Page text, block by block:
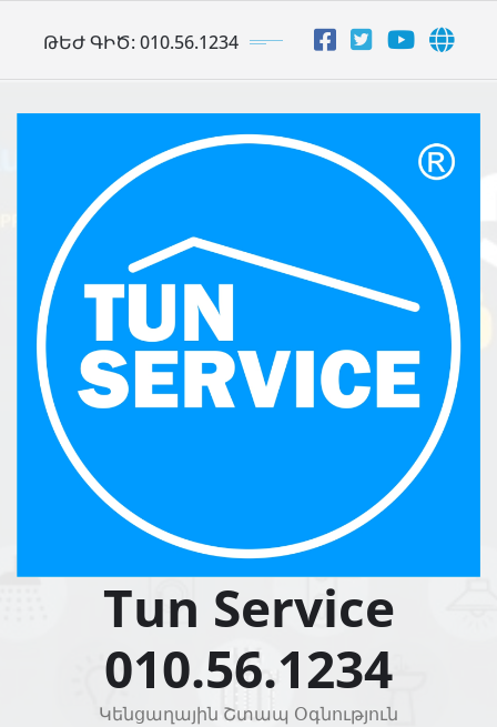
content
ԹԵԺ ԳԻԾ: 010.56.1234
Tun Service
010.56.1234
Կենցաղային Շտապ Օգնություն